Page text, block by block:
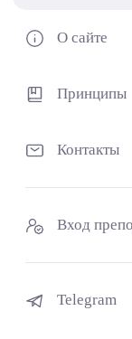
О сайте
Принципы
Контакты
Вход
Telegram